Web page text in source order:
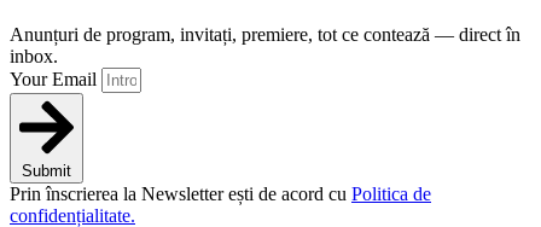
Anunțuri de program, invitați, premiere, tot ce contează — direct în
inbox.
Your Email
Submit
Prin înscrierea la Newsletter ești de acord cu Politica de
confidențialitate.